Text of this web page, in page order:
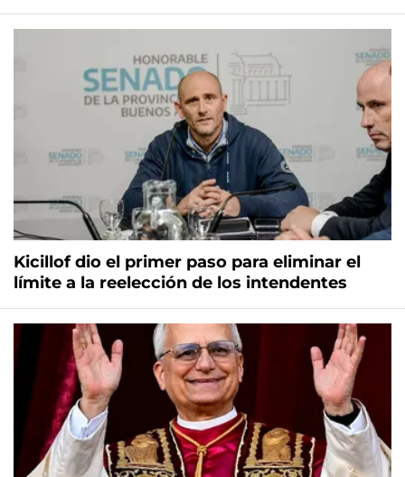
Kicillof dio el primer paso para eliminar el
límite a la reelección de los intendentes